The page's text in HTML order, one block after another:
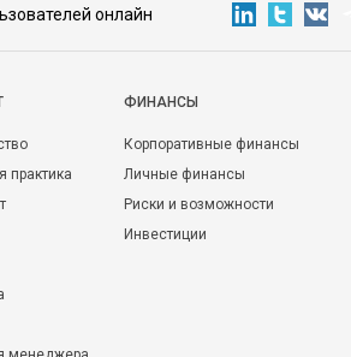
онлайн
практика
ФИНАНСЫ
Корпоративные финансы
Личные финансы
Риски и возможности
Инвестиции